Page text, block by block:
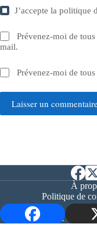
J’accepte lapolitique
Prévenez-moi de
mail.
Prévenez-moi de
Laisser un
À
Politique de
Copyright © 2026